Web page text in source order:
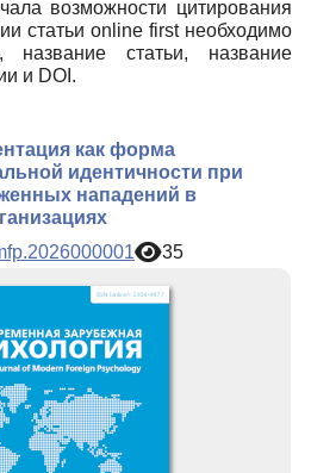
возможности цитирования
статьи online first необходимо
название статьи, название
и DOI.
как форма
идентичности при
нападений в
35